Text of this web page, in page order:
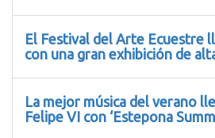
El Festival del Arte Ecuestre
con una gran exhibición de
La mejor música del verano
Felipe VI con ‘Estepona